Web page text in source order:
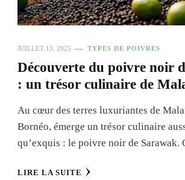
JUILLET 13, 2025 TYPES DE POIVRES
Découverte du poivre noir
: un trésor culinaire de
Au cœur des terres luxuriantes de
Bornéo, émerge un trésor culinaire
qu’exquis : le poivre noir de Sarawak.
LIRE LA SUITE